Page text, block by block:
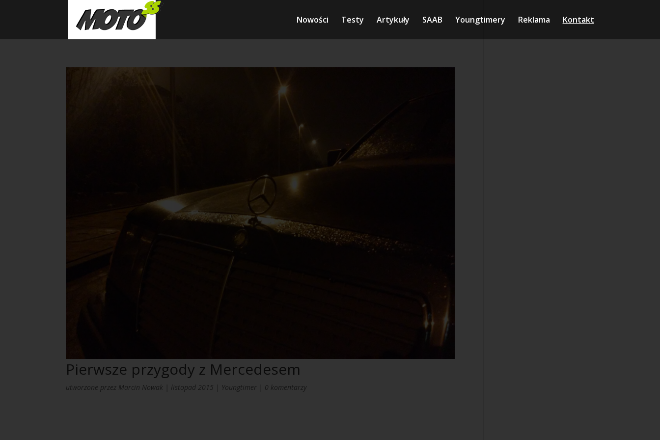
Nowości Testy Artykuły SAAB Youngtimery Reklama Kontakt
Pierwsze przygody z Mercedesem
utworzone przez Marcin Nowak listopad 2015 Youngtimer 0 komentarzy